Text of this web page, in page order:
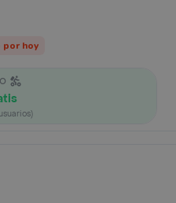
por hoy